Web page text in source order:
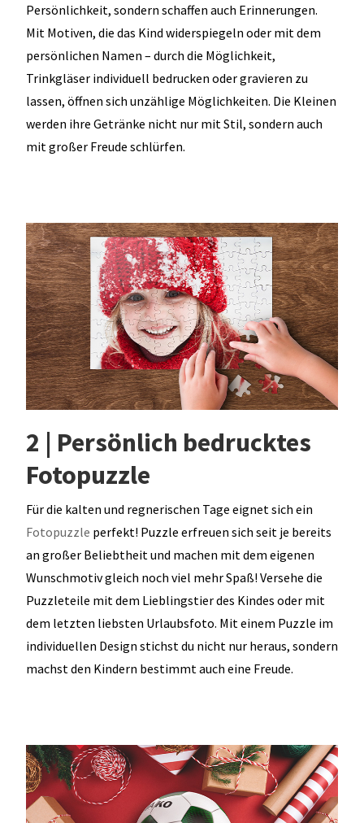
Persönlichkeit, sondern schaffen auch Erinnerungen.
Mit Motiven, die das Kind widerspiegeln oder mit dem
persönlichen Namen – durch die Möglichkeit,
Trinkgläser individuell bedrucken oder gravieren zu
lassen, öffnen sich unzählige Möglichkeiten. Die Kleinen
werden ihre Getränke nicht nur mit Stil, sondern auch
mit großer Freude schlürfen.
2 | Persönlich bedrucktes
Fotopuzzle
Für die kalten und regnerischen Tage eignet sich ein
Fotopuzzle perfekt! Puzzle erfreuen sich seit je bereits
an großer Beliebtheit und machen mit dem eigenen
Wunschmotiv gleich noch viel mehr Spaß! Versehe die
Puzzleteile mit dem Lieblingstier des Kindes oder mit
dem letzten liebsten Urlaubsfoto. Mit einem Puzzle im
individuellen Design stichst du nicht nur heraus, sondern
machst den Kindern bestimmt auch eine Freude.